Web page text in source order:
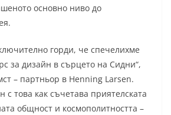
основно ниво до
горди, че спечелихме
за дизайн в сърцето на Сидни“,
– партньор в Henning Larsen.
с това как съчетава приятелската
общност и космополитността –